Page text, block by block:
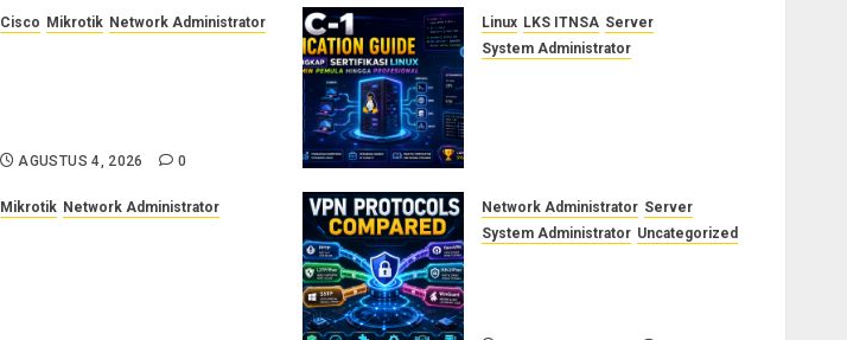
Cisco Mikrotik Network Administrator
AGUSTUS 4, 2026 0
Linux LKS ITNSA Server
System Administrator
Mikrotik Network Administrator Network Administrator Server
System Administrator Uncategorized